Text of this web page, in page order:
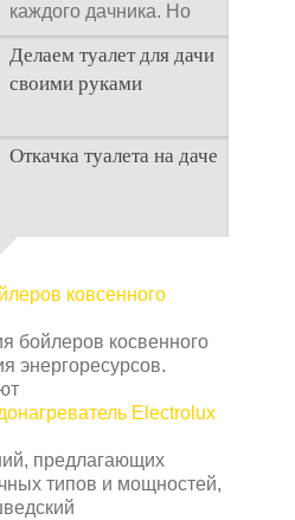
каждого дачника. Но
многие люди думают,
что
Делаем туалет для дачи
своими руками
Туалеты для дачи – это
устройства, с которых
дачного участка,
Откачка туалета на даче
Туалет на даче – это
которая изначально
строится на дачном
участке. Она может
ковсенного
бойлеров косвенного
энергоресурсов.
Electrolux
предлагающих
типов и мощностей,